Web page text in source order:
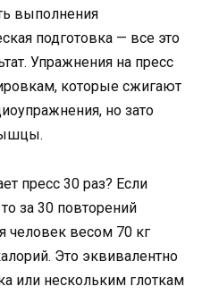
выполнения
подготовка — все это
Упражнения на пресс
которые сжигают
но зато
пресс 30 раз? Если
за 30 повторений
человек весом 70 кг
Это эквивалентно
или нескольким глоткам